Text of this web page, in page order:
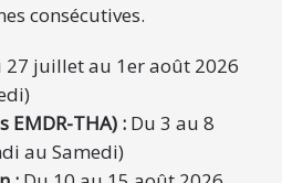
consécutives.
27 juillet au 1er août 2026
EMDR-THA) : Du 3 au 8
au Samedi)